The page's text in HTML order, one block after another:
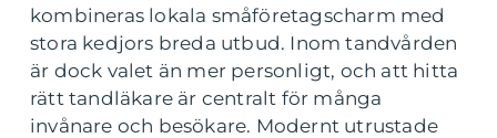
kombineras lokala småföretagscharm med
stora kedjors breda utbud. Inom tandvården
är dock valet än mer personligt, och att hitta
rätt tandläkare är centralt för många
invånare och besökare. Modernt utrustade